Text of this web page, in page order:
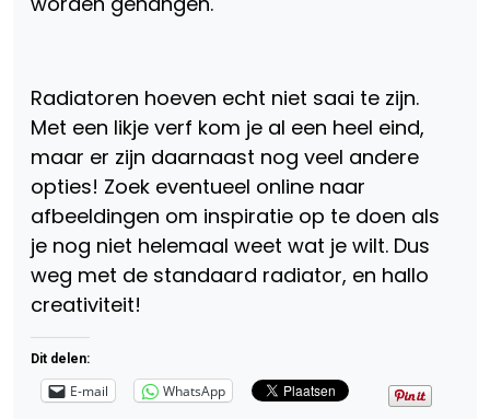
Radiatoren hoeven echt niet saai te zijn.
Met een likje verf kom je al een heel eind,
maar er zijn daarnaast nog veel andere
opties! Zoek eventueel online naar
afbeeldingen om inspiratie op te doen als
je nog niet helemaal weet wat je wilt. Dus
weg met de standaard radiator, en hallo
creativiteit!
Dit delen:
E-mail WhatsApp